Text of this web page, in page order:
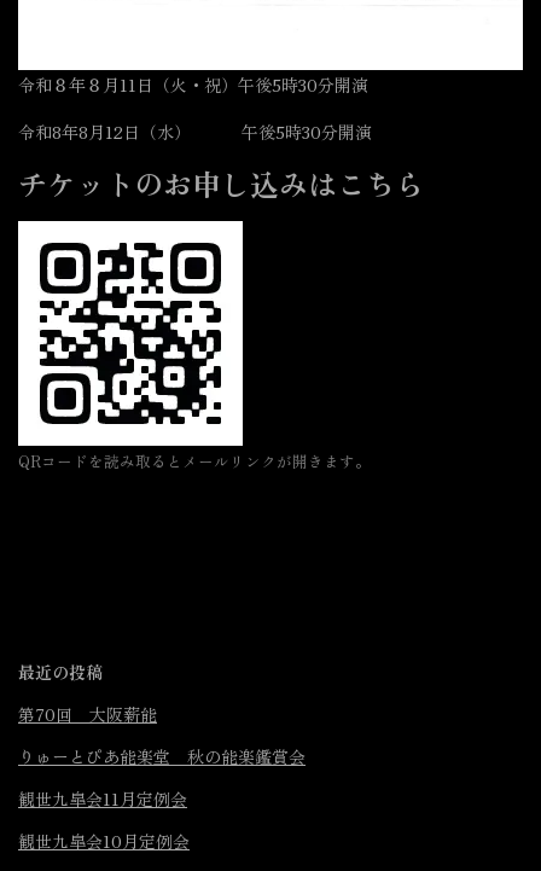
令和８年８月11日（火・祝）午後5時30分開演
令和8年8月12日（水） 午後5時30分開演
チケットのお申し込みは こちら
QRコードを読み取るとメールリンクが開きます。
最近の投稿
第70回 大阪薪能
りゅーとぴあ能楽堂 秋の能楽鑑賞会
観世九皐会11月定例会
観世九皐会10月定例会